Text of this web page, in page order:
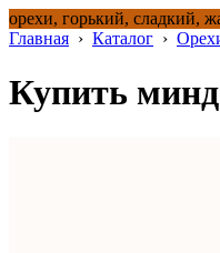
орехи, горький, сладкий,
Главная › Каталог ›
Купить